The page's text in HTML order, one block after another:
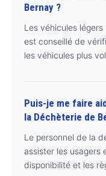
Bernay ?
Les véhicules
est conseillé de
les véhicules plus
Puis-je me faire
la Déchèterie de
Le personnel de la
assister les usagers
disponibilité et les